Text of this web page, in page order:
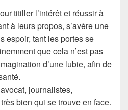
titiller l’intérêt et réussir à
à leurs propos, s’avère une
espoir, tant les portes se
que cela n’est pas
d’une lubie, afin de
journalistes,
bien qui se trouve en face.